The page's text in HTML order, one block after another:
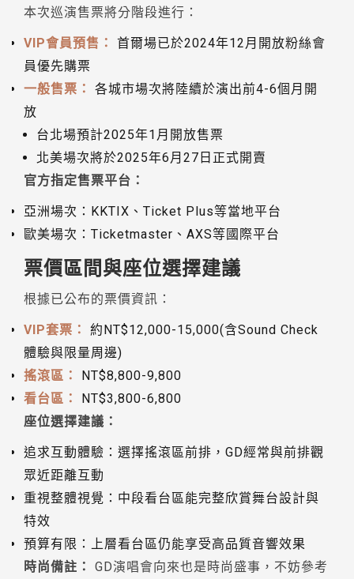
本次巡演售票將分階段進行：
VIP會員預售：
首爾場已於2024年12月開放粉絲會
員優先購票
一般售票：
各城市場次將陸續於演出前4-6個月開
放
台北場預計2025年1月開放售票
北美場次將於2025年6月27日正式開賣
官方指定售票平台：
亞洲場次：KKTIX、Ticket Plus等當地平台
歐美場次：Ticketmaster、AXS等國際平台
票價區間與座位選擇建議
根據已公布的票價資訊：
VIP套票：
約NT$12,000-15,000(含Sound Check
體驗與限量周邊)
搖滾區：
NT$8,800-9,800
看台區：
NT$3,800-6,800
座位選擇建議：
追求互動體驗：選擇搖滾區前排，GD經常與前排觀
眾近距離互動
重視整體視覺：中段看台區能完整欣賞舞台設計與
特效
預算有限：上層看台區仍能享受高品質音響效果
時尚備註：
GD演唱會向來也是時尚盛事，不妨參考